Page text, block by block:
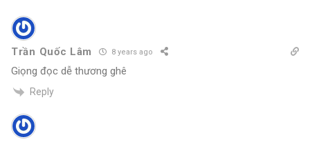
Trần Quốc Lâm 8 years ago
Giọng đọc dễ thương ghê
Reply